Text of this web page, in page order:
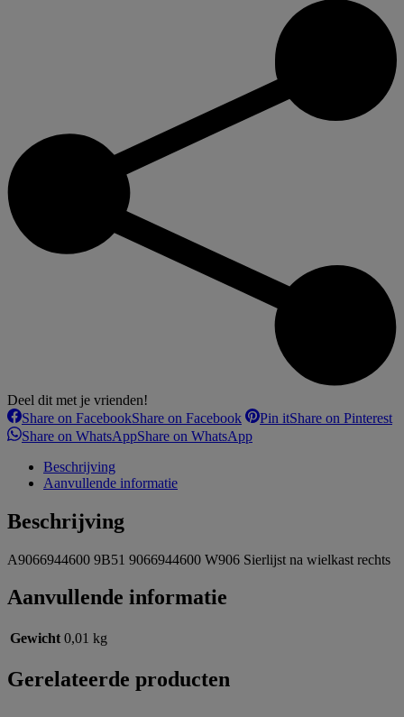
Deel dit met je vrienden!
Share on FacebookShare on Facebook Pin itShare on Pinterest
Share on WhatsAppShare on WhatsApp
Beschrijving
Aanvullende informatie
Beschrijving
A9066944600 9B51 9066944600 W906 Sierlijst na wielkast rechts
Aanvullende informatie
Gewicht 0,01 kg
Gerelateerde producten